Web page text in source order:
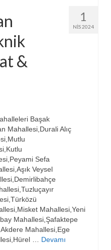
1
NIS 2024
&
Başak
Mahallesi,Durali Alıç
Sefa
Veysel
Mahallesi,Yeni
Mahallesi,Şafaktepe
Mahallesi,Ege
… Devamı